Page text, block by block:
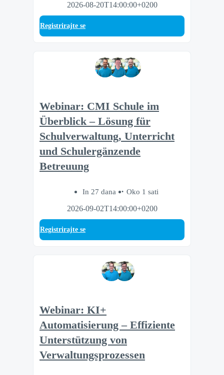
2026-08-20T14:00:00+0200
Registrirajte se
Webinar: CMI Schule im
Überblick – Lösung für
Schulverwaltung, Unterricht
und Schulergänzende
Betreuung
In 27 dana
Oko 1 sati
2026-09-02T14:00:00+0200
Registrirajte se
Webinar: KI+
Automatisierung – Effiziente
Unterstützung von
Verwaltungsprozessen